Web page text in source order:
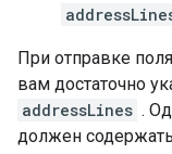
При отправке поля
вам достаточно
addressLines .
должен